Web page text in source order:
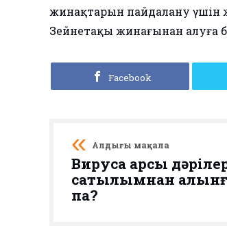
жинақтарын пайдалану үшін
Зейнетақы жинағынан алуға
Facebook
Алдыңғы мақала
Вирусқа қарсы
сатылымнан
па?